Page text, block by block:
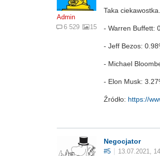
Admin
6 529
15
Taka
- Warren Buffett:
- Jeff Bezos:
- Michael
- Elon Musk:
Źródło: https://
Negocjator
#5 13.07.2021,